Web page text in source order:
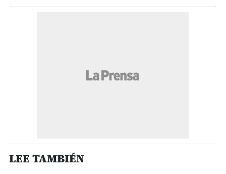
LEE TAMBIÉN